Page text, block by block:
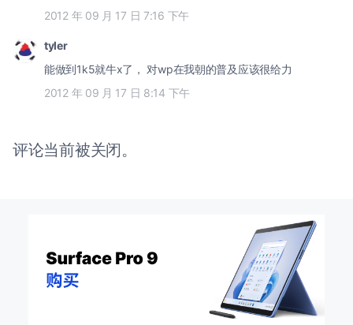
2012 年 09 月 17 日 7:16 下午
tyler
能做到1k5就牛x了， 对wp在我朝的普及应该很给力
2012 年 09 月 17 日 8:14 下午
评论当前被关闭。